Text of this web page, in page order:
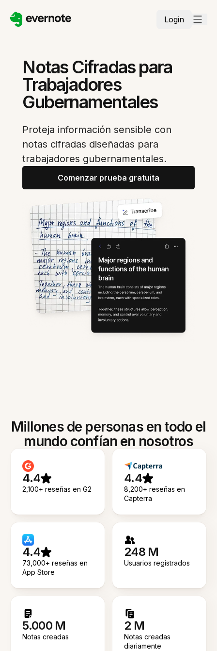
Login
Notas Cifradas para
Trabajadores
Gubernamentales
Proteja información sensible con
notas cifradas diseñadas para
trabajadores gubernamentales.
Comenzar prueba gratuita
Millones de personas en todo el
mundo confían en nosotros
4.4
2,100+ reseñas en G2
4.4
8,200+ reseñas en
Capterra
4.4
73,000+ reseñas en
App Store
248 M
Usuarios registrados
5.000 M
Notas creadas
2 M
Notas creadas
diariamente